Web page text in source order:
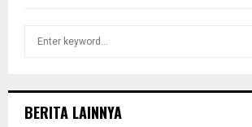
h
BERITA LAINNYA